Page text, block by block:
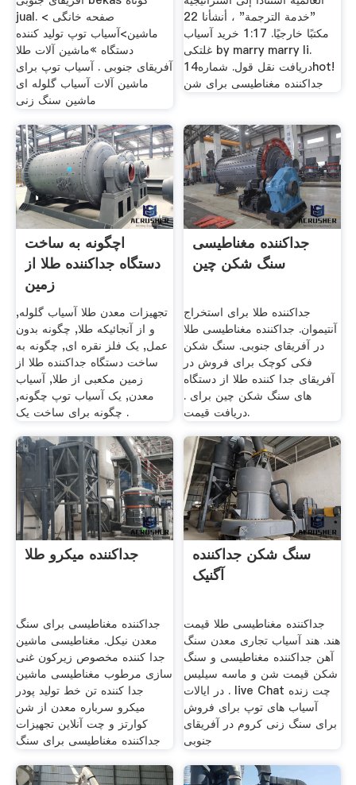
jual. صفحه خانگی >
ماشین>آسیاب توپ تولید کننده
دستگاه »ماشین آلات طلا
آفریقای جنوبی . آسیاب توپ برای
ماشین آلات آسیاب گلوله ای
ماشین سنگ زنی
"خدمة الترجمة" ، أنشأنا 22
مكتبًا خارجيًا. 1:17 خرید آسیاب
غلتکی by marry marry li.
دریافت نقل قول. شماره14hot!
جداکننده مغناطیسی برای شن
اچگونه به ساخت
دستگاه جداکننده طلا از
زمین
تجهیزات معدن طلا آسیاب گلوله,
و از آنجائیکه طلا, چگونه بدون
عمل, یک فلز نقره ای, چگونه به
ساخت دستگاه جداکننده طلا از
زمین مكعبی از طلا, آسیاب
معدن, یک آسیاب توپ چگونه,
چگونه برای ساخت یک .
جداکننده مغناطیسی
سنگ شکن چین
جداکننده طلا برای استخراج
آنتیموان. جداکننده مغناطیسی طلا
در آفریقای جنوبی. سنگ شکن
فکی کوچک برای فروش در
آفریقای جدا کننده طلا از دستگاه
های سنگ شکن چین برای .
دریافت قیمت.
جداکننده میکرو طلا
جداکننده مغناطیسی برای سنگ
معدن نیکل. مغناطیسی ماشین
جدا کننده مخصوص زیرکون غنی
سازی مرطوب مغناطیسی ماشین
جدا کننده تن خط تولید پودر
میکرو سرباره معدن از شن
کوارتز و چت آنلاین تجهیزات
جداکننده مغناطیسی برای سنگ
سنگ شکن جداکننده
آگنیک
جداکننده مغناطیسی طلا قیمت
هند. هند آسیاب تجاری معدن سنگ
آهن جداکننده مغناطیسی و سنگ
شکن قیمت شن و ماسه سیلیس
در ایالات . live Chat چت زنده
آسیاب های توپ برای فروش
برای سنگ زنی کروم در آفریقای
جنوبی